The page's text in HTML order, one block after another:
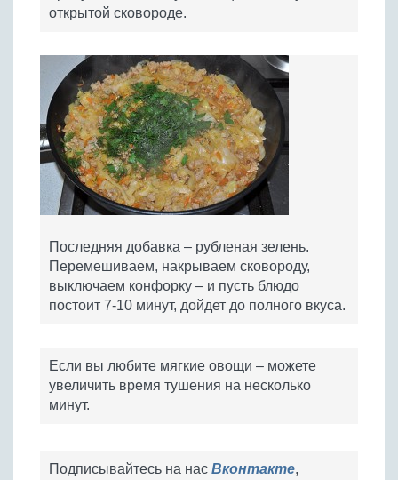
открытой сковороде.
Последняя добавка – рубленая зелень.
Перемешиваем, накрываем сковороду,
выключаем конфорку – и пусть блюдо
постоит 7-10 минут, дойдет до полного вкуса.
Если вы любите мягкие овощи – можете
увеличить время тушения на несколько
минут.
Подписывайтесь на нас Вконтакте,